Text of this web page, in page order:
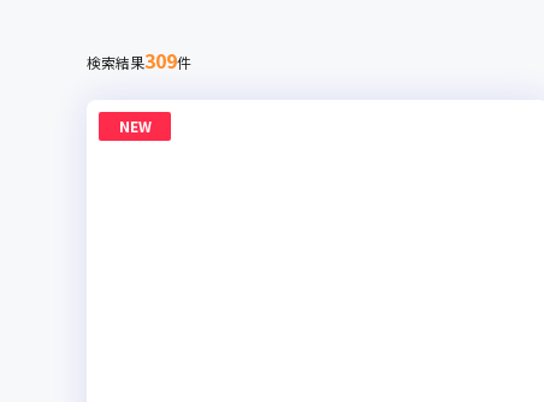
検索結果309件
NEW